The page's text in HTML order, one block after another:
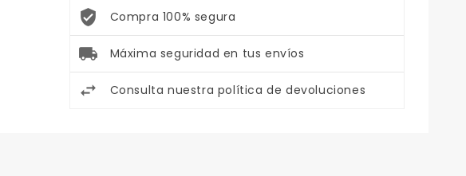
Compra 100% segura
Máxima seguridad en tus envíos
Consulta nuestra política de devoluciones